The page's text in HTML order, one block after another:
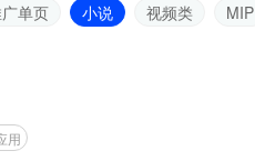
单页 小说 视频类 MIP
用